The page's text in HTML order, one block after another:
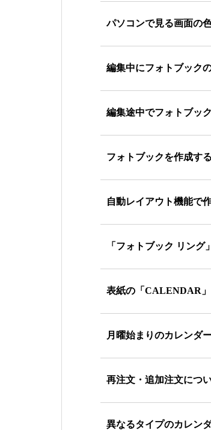
パソコンで見る画面の
編集中にフォトブック
編集途中でフォトブッ
フォトブックを作成す
自動レイアウト機能で
「フォトブック リング
表紙の「CALENDAR
月曜始まりのカレンダ
再注文・追加注文につ
異なるタイプのカレン